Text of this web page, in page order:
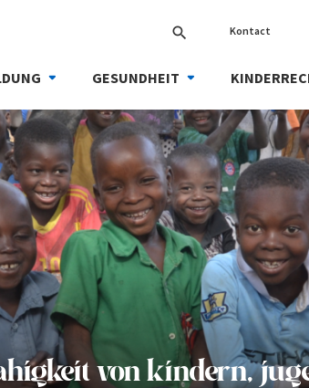
search Kontact
GESUNDHEIT
von kindern,